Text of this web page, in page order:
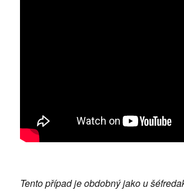
Tento případ je obdobný jako u